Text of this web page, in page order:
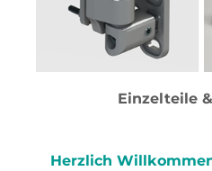
Einzelteile
Herzlich